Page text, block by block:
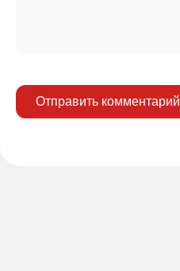
Отправить комментарий